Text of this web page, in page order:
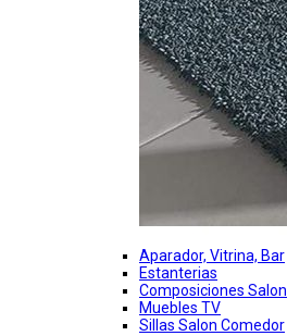
Aparador, Vitrina, Bar
Estanterias
Composiciones Salon
Muebles TV
Sillas Salon Comedor